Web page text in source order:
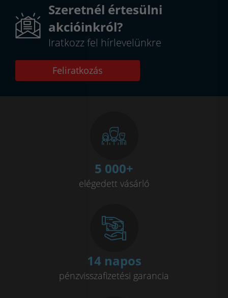
Szeretnél értesülni
akcióinkról?
Iratkozz fel hírlevelünkre
Feliratkozás
5 000+
elégedett vásárló
14 napos
pénzvisszafizetési garancia